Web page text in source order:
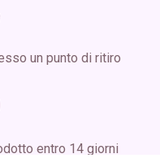
un punto di ritiro
entro 14 giorni